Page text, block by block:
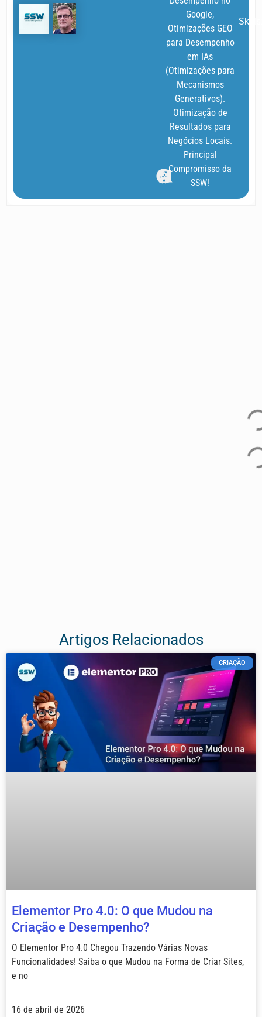
Google,
Otimizações GEO
para Desempenho
em IAs
(Otimizações para
Mecanismos
Generativos).
Otimização de
Resultados para
Negócios Locais.
Principal
Compromisso da
SSW!
Artigos Relacionados
CRIAÇÃO
Elementor Pro 4.0: O que Mudou na
Criação e Desempenho?
O Elementor Pro 4.0 Chegou Trazendo Várias Novas
Funcionalidades! Saiba o que Mudou na Forma de Criar Sites,
e no
16 de abril de 2026